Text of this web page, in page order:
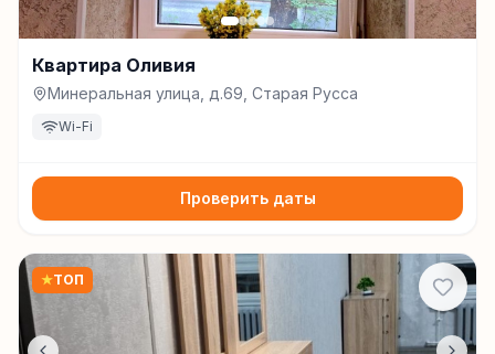
Квартира Оливия
Минеральная улица, д.69, Старая Русса
Wi-Fi
Проверить даты
★ТОП